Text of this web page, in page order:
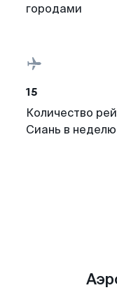
городами
15
Количество
Сиань в неделю